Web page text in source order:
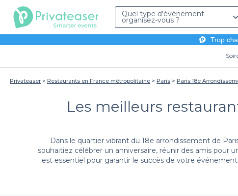
Quel type d'évènement
organisez-vous ?
Trop
Privateaser Restaurants en France métropolitaine Paris Paris 18e
Les meilleurs
Dans le quartier vibrant du 18e arrondissement de
souhaitiez célébrer un anniversaire, réunir des amis pour
est essentiel pour garantir le succès de votre